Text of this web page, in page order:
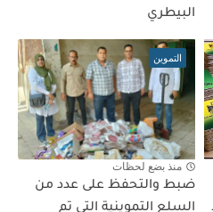
البيطري
التموين
منذ بضع لحظات
ضبط والتحفظ على عدد من
السلع التموينية التى تم